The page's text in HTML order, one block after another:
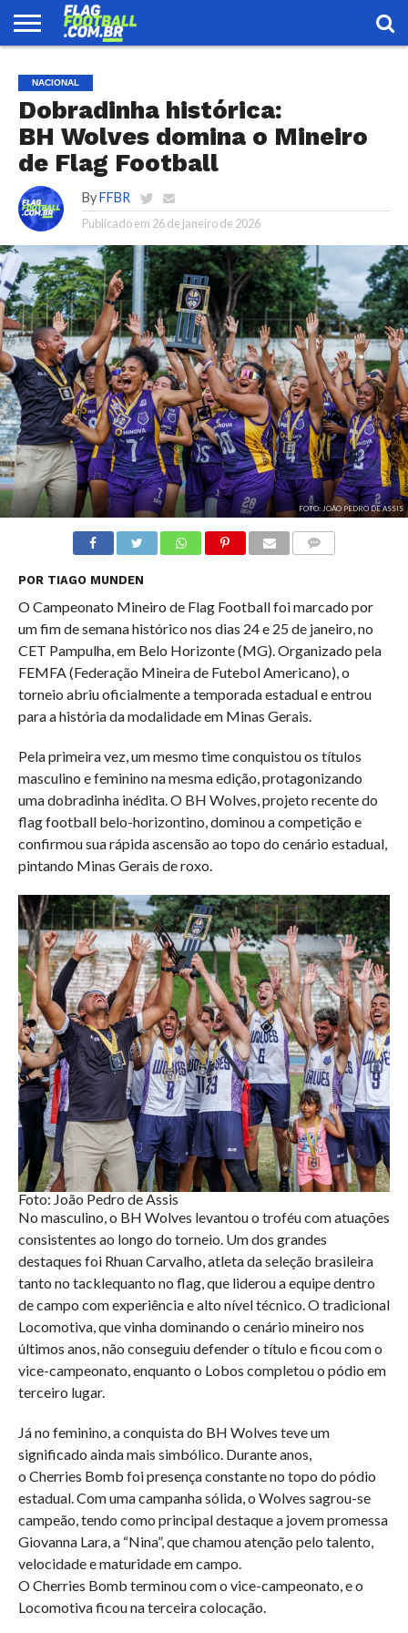
FOOTBALL
ENCONTRE
UMA
EQUIPE
SELEÇÃO
BRASILEIRA
LOJA
NACIONAL
Dobradinha histórica:
BH Wolves domina o Mineiro
de Flag Football
By FFBR
Publicado em 26 de janeiro de 2026
FOTO: JOÃO PEDRO DE ASSIS
POR TIAGO MUNDEN
O Campeonato Mineiro de Flag Football foi marcado por
um fim de semana histórico nos dias 24 e 25 de janeiro, no
CET Pampulha, em Belo Horizonte (MG). Organizado pela
FEMFA (Federação Mineira de Futebol Americano), o
torneio abriu oficialmente a temporada estadual e entrou
para a história da modalidade em Minas Gerais.
Pela primeira vez, um mesmo time conquistou os títulos
masculino e feminino na mesma edição, protagonizando
uma dobradinha inédita. O BH Wolves, projeto recente do
flag football belo-horizontino, dominou a competição e
confirmou sua rápida ascensão ao topo do cenário estadual,
pintando Minas Gerais de roxo.
Foto: João Pedro de Assis
No masculino, o BH Wolves levantou o troféu com atuações
consistentes ao longo do torneio. Um dos grandes
destaques foi Rhuan Carvalho, atleta da seleção brasileira
tanto no tacklequanto no flag, que liderou a equipe dentro
de campo com experiência e alto nível técnico. O tradicional
Locomotiva, que vinha dominando o cenário mineiro nos
últimos anos, não conseguiu defender o título e ficou com o
vice-campeonato, enquanto o Lobos completou o pódio em
terceiro lugar.
Já no feminino, a conquista do BH Wolves teve um
significado ainda mais simbólico. Durante anos,
o Cherries Bomb foi presença constante no topo do pódio
estadual. Com uma campanha sólida, o Wolves sagrou-se
campeão, tendo como principal destaque a jovem promessa
Giovanna Lara, a “Nina”, que chamou atenção pelo talento,
velocidade e maturidade em campo.
O Cherries Bomb terminou com o vice-campeonato, e o
Locomotiva ficou na terceira colocação.